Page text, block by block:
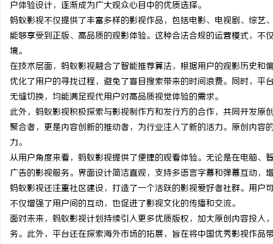
户体验设计，逐渐成为广大观众心目中的优质选择。
蚂蚁影视不仅提供了丰富多样的影视作品，包括电影、电视剧、综
能够享受到正版、高品质的观影体验。这种合法合规的运营模式，
境。
在技术层面，蚂蚁影视融合了智能推荐算法，根据用户的观影历史
优化了用户的寻找过程，避免了盲目搜索带来的时间浪费。同时，
无缝切换，均能满足现代用户对高品质视觉体验的需求。
此外，蚂蚁影视积极探索与影视制作方和发行方的合作，共同开发
聚合者，更是内容创新的推动者，为行业注入了新的活力。原创内
力。
从用户角度来看，蚂蚁影视提供了便捷的观看体验。无论是在电脑
广告的影视服务。界面设计简洁直观，支持多语言字幕和弹幕互动，
蚂蚁影视还注重社区建设，打造了一个活跃的影视爱好者社群。用
不仅增强了用户间的互动，也促进了影视文化的传播和交流。
面对未来，蚂蚁影视计划持续引入更多优质版权，加大原创内容投
务。此外，平台还在探索海外市场的拓展，旨在将中国优秀影视作品